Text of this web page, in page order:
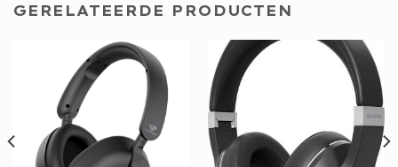
GERELATEERDE PRODUCTEN